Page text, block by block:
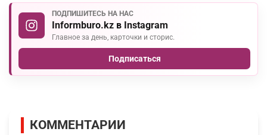
ПОДПИШИТЕСЬ НА НАС
Informburo.kz в Instagram
Главное за день, карточки и сторис.
Подписаться
КОММЕНТАРИИ